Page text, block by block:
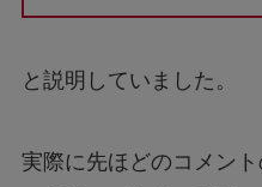
と説明していました。
実際に先ほどのコメント